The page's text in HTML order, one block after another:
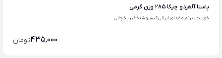
پاستا آلفردو چیکا 285 وزن گرمی
خورشت ، برنج و غذای ایرانی کنسرو شده غیر یخچالی
435,000تومان